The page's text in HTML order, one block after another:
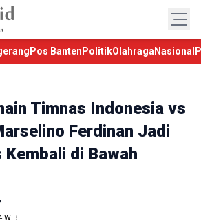
Pos Banten PolitikOlahraga Nasional
Timnas Indonesia vs
Ferdinan Jadi
di Bawah
WIB